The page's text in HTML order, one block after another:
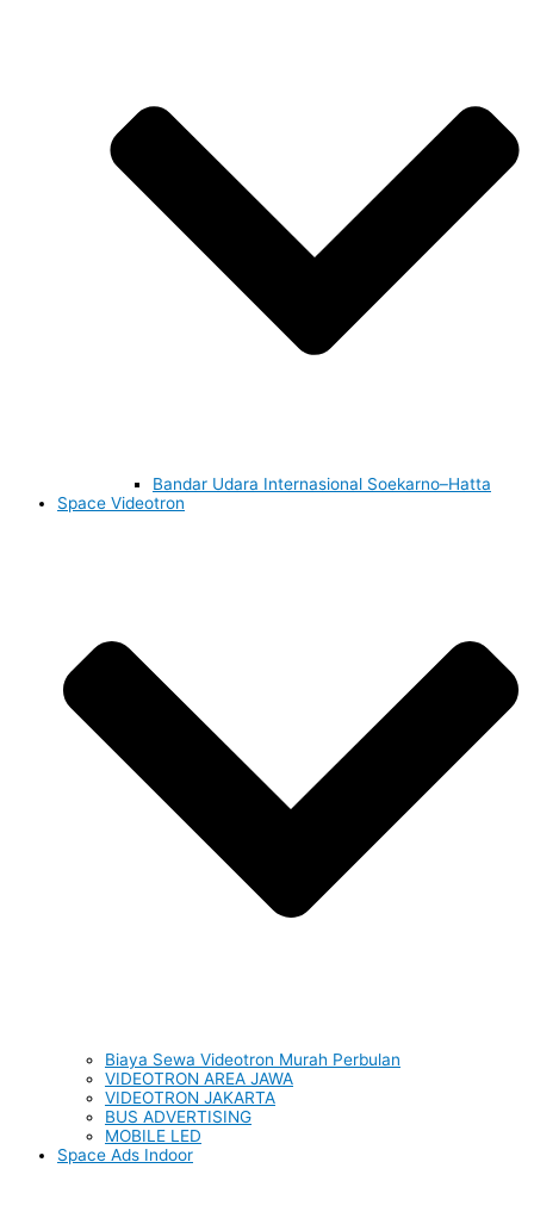
Bandar Udara Internasional Soekarno–Hatta
Space Videotron
Biaya Sewa Videotron Murah Perbulan
VIDEOTRON AREA JAWA
VIDEOTRON JAKARTA
BUS ADVERTISING
MOBILE LED
Space Ads Indoor